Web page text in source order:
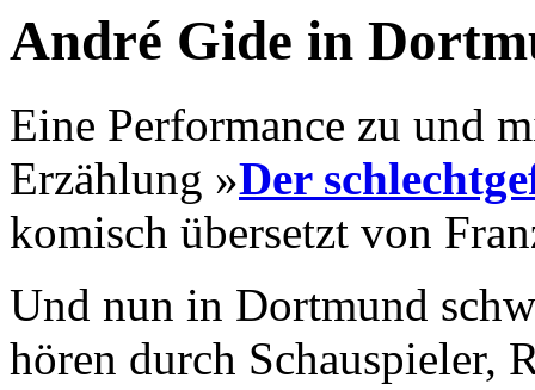
André Gide in
Eine Performance zu und
Erzählung »Der
komisch übersetzt von
Und nun in Dortmund
hören durch Schauspieler,